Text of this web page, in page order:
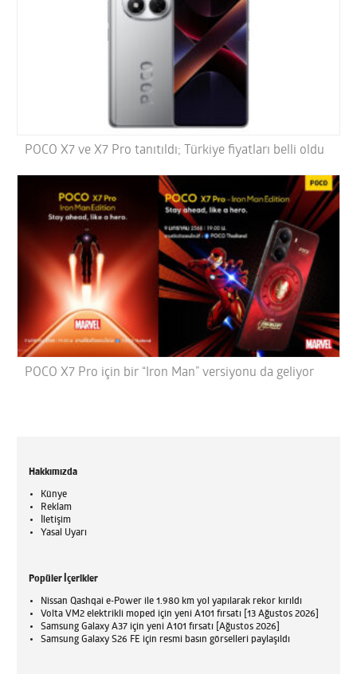
POCO X7 ve X7 Pro tanıtıldı; Türkiye fiyatları belli oldu
POCO X7 Pro için bir “Iron Man” versiyonu da geliyor
Hakkımızda
Künye
Reklam
İletişim
Yasal Uyarı
Popüler İçerikler
Nissan Qashqai e-Power ile 1.980 km yol yapılarak rekor kırıldı
Volta VM2 elektrikli moped için yeni A101 fırsatı [13 Ağustos 2026]
Samsung Galaxy A37 için yeni A101 fırsatı [Ağustos 2026]
Samsung Galaxy S26 FE için resmi basın görselleri paylaşıldı